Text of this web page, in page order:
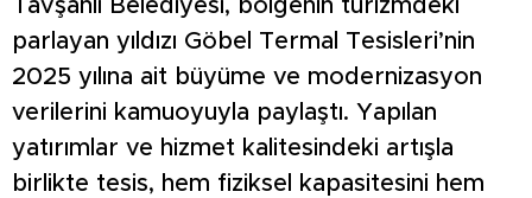
Tavşanlı Belediyesi, bölgenin turizmdeki
parlayan yıldızı Göbel Termal Tesisleri’nin
2025 yılına ait büyüme ve modernizasyon
verilerini kamuoyuyla paylaştı. Yapılan
yatırımlar ve hizmet kalitesindeki artışla
birlikte tesis, hem fiziksel kapasitesini hem